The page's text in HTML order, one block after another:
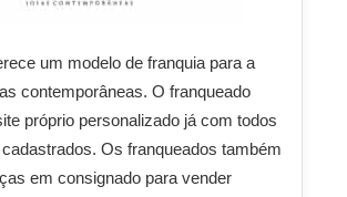
um modelo de franquia para a
contemporâneas. O franqueado
próprio personalizado já com todos
Os franqueados também
em consignado para vender